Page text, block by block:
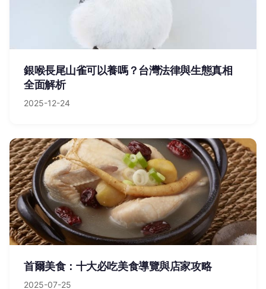
銀喉長尾山雀可以養嗎？台灣法律與生態真相
全面解析
2025-12-24
首爾美食：十大必吃美食導覽與店家攻略
2025-07-25